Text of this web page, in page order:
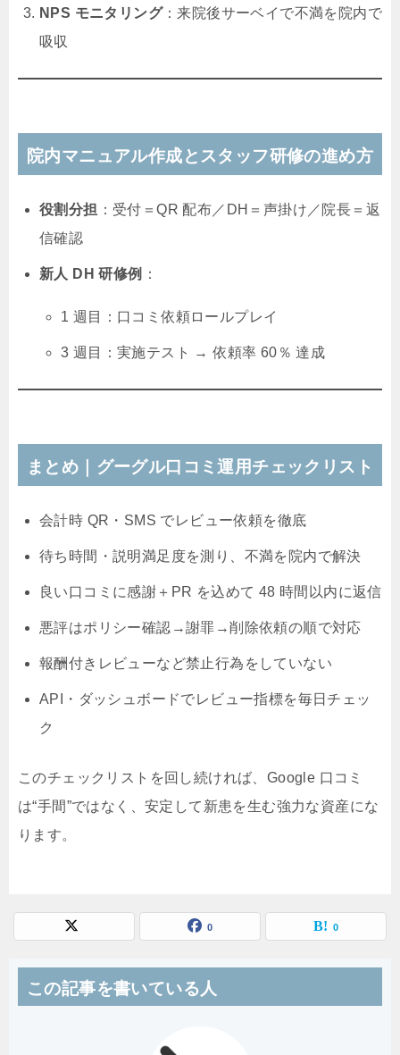
NPS モニタリング：来院後サーベイで不満を院内で
吸収
院内マニュアル作成とスタッフ研修の進め方
役割分担 ：受付＝QR 配布／DH＝声掛け／院長＝返
信確認
新人 DH 研修例 ：
1 週目：口コミ依頼ロールプレイ
3 週目：実施テスト → 依頼率 60％ 達成
まとめ｜グーグル口コミ運用チェックリスト
会計時 QR・SMS でレビュー依頼を徹底
待ち時間・説明満足度を測り、不満を院内で解決
良い口コミに感謝＋PR を込めて 48 時間以内に返信
悪評はポリシー確認→謝罪→削除依頼の順で対応
報酬付きレビューなど禁止行為をしていない
API・ダッシュボードでレビュー指標を毎日チェッ
ク
このチェックリストを回し続ければ、Google 口コミ
は“手間”ではなく、安定して新患を生む強力な資産にな
ります。
0 0
この記事を書いている人